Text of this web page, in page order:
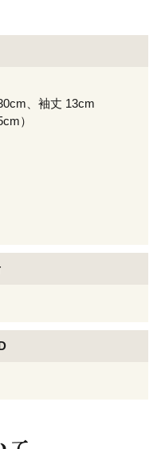
、袖丈 13cm
）